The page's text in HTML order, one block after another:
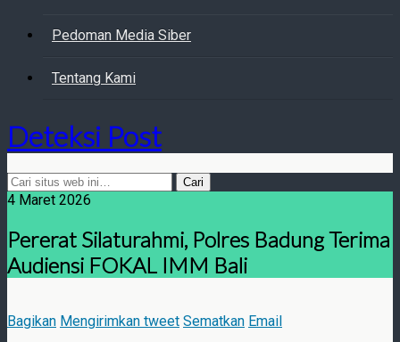
Pedoman Media Siber
Tentang Kami
Deteksi Post
4 Maret 2026
Pererat Silaturahmi, Polres Badung Terima
Audiensi FOKAL IMM Bali
Bagikan Mengirimkan tweet Sematkan Email